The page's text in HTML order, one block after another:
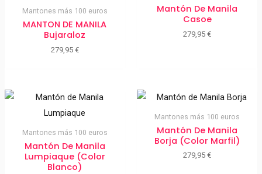
Mantones más 100 euros
MANTON DE MANILA
Bujaraloz
279,95 €
Mantón De Manila
Casoe
279,95€
Mantones más 100 euros
Mantón De Manila
Lumpiaque (color
Blanco)
Mantones más 100 euros
Mantón De Manila
Borja (color Marfil)
279,95€